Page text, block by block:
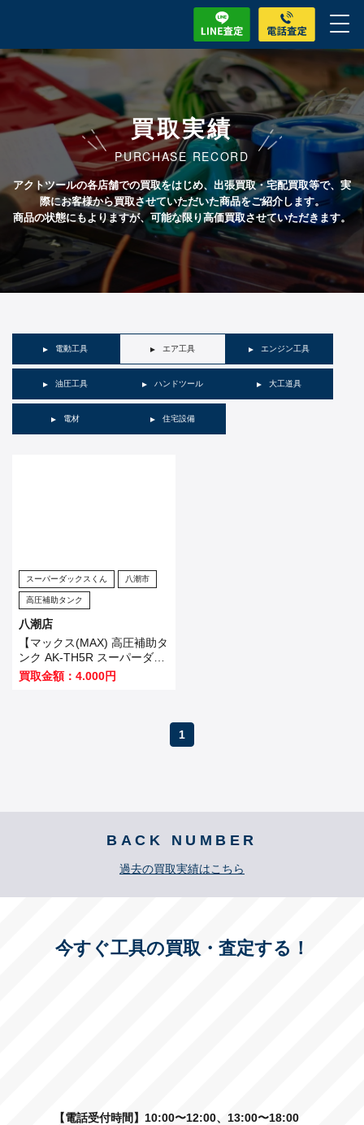
買取実績
PURCHASE RECORD
アクトツールの各店舗での買取をはじめ、出張買取・宅配買取等で、実
際にお客様から買取させていただいた商品をご紹介します。
商品の状態にもよりますが、可能な限り高価買取させていただきます。
電動工具 エア工具 エンジン工具
油圧工具 ハンドツール 大工道具
電材 住宅設備
スーパーダックスくん 八潮市
高圧補助タンク
八潮店
【マックス(MAX) 高圧補助タ
ンク AK-TH5R スーパーダッ
クスくん】松戸市のお客様か
ら買い取らせていただきまし
買取金額：4.000円
1
BACK NUMBER
過去の買取実績はこちら
今すぐ工具の買取・査定する！
【電話受付時間】10:00〜12:00、13:00〜18:00